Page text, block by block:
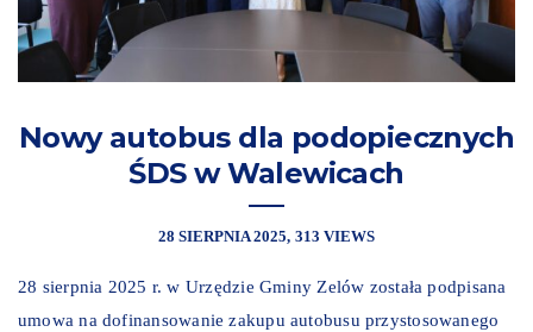
Nowy autobus dla podopiecznych
ŚDS w Walewicach
28 SIERPNIA 2025 313 VIEWS
28 sierpnia 2025 r. w Urzędzie Gminy Zelów została podpisana
umowa na dofinansowanie zakupu autobusu przystosowanego